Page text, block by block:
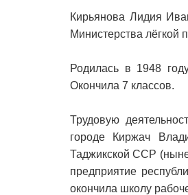
Кирьянова Лидия
Министерства
Родилась в 1948
Окончила 7 классов.
Трудовую
городе Киржач
Таджикской ССР
предприятие
окончила школу